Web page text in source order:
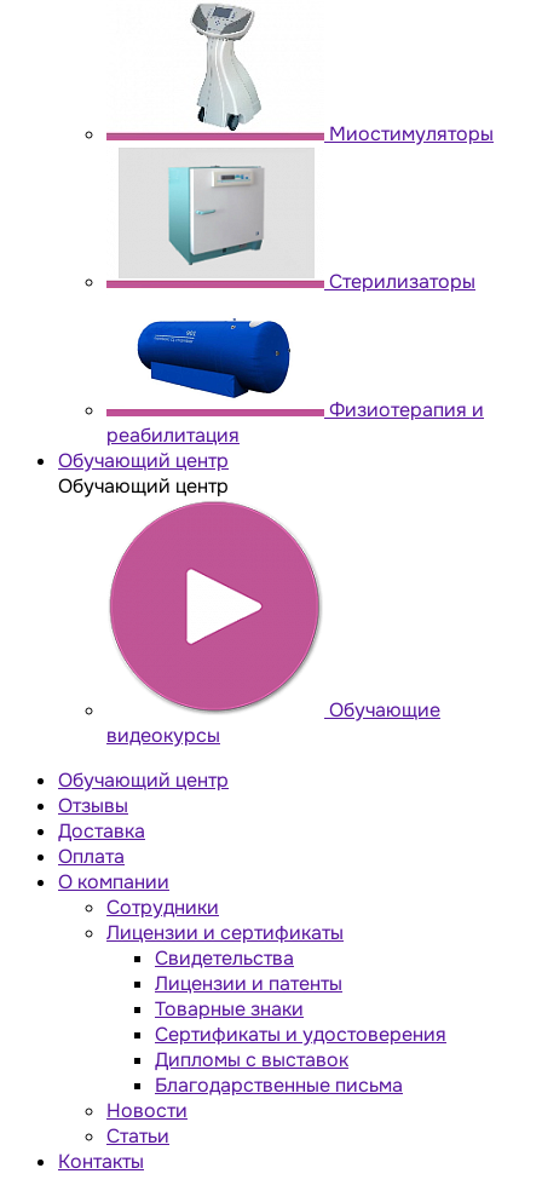
Миостимуляторы
Стерилизаторы
Физиотерапия и
реабилитация
Обучающий центр
Обучающий центр
Обучающие
видеокурсы
Обучающий центр
Отзывы
Доставка
Оплата
О компании
Сотрудники
Лицензии и сертификаты
Свидетельства
Лицензии и патенты
Товарные знаки
Сертификаты и удостоверения
Дипломы с выставок
Благодарственные письма
Новости
Статьи
Контакты